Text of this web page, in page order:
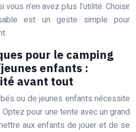
n’en avez plus l’utilité. Choisir
est un geste simple pour
pour le camping
enfants :
avant tout
ou de jeunes enfants nécessite
pour une tente avec un grand
aux enfants de jouer et de se